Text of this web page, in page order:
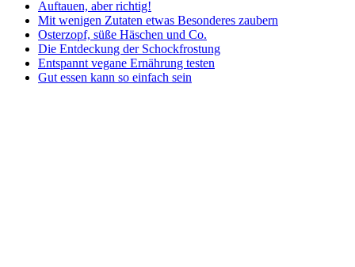
Auftauen, aber richtig!
Mit wenigen Zutaten etwas Besonderes zaubern
Osterzopf, süße Häschen und Co.
Die Entdeckung der Schockfrostung
Entspannt vegane Ernährung testen
Gut essen kann so einfach sein